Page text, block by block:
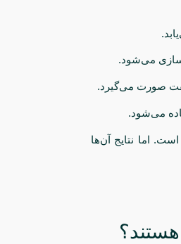
می‌شود.
صورت می‌گیرد.
می‌شود.
اما نتایج آن‌ها